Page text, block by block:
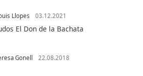
Llopes 03.12.2021
El Don de la Bachata
Gonell 22.08.2018